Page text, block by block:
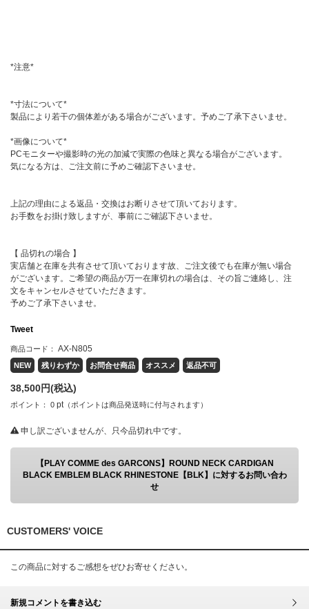
*注意*
*寸法について*
製品により若干の個体差がある場合がございます。予めご了承下さいませ。
*画像について*
PCモニターや撮影時の光の加減で実際の色味と異なる場合がございます。
気になる方は、ご注文前に予めご確認下さいませ。
上記の理由による返品・交換はお断りさせて頂いております。
お手数をお掛け致しますが、事前にご確認下さいませ。
【 品切れの場合 】
実店舗と在庫を共有させて頂いております故、ご注文後でも在庫が無い場合
がございます。ご希望の商品が万一在庫切れの場合は、その旨ご連絡し、注
文をキャンセルさせていただきます。
予めご了承下さいませ。
Tweet
商品コード： AX-N805
NEW 残りわずか お問合せ商品 オススメ 返品不可
38,500円(税込)
ポイント： 0 pt （ポイントは商品発送時に付与されます）
申し訳ございませんが、只今品切れ中です。
【PLAY COMME des GARCONS】ROUND NECK CARDIGAN
BLACK EMBLEM BLACK RHINESTONE【BLK】に対するお問い合わ
せ
CUSTOMERS' VOICE
この商品に対するご感想をぜひお寄せください。
新規コメントを書き込む